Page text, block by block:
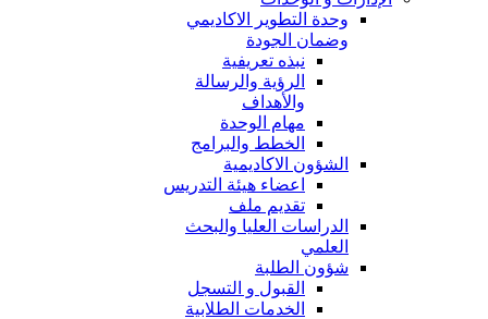
وحدة التطوير الاكاديمي
وضمان الجودة
نبذه تعريفية
الرؤية والرسالة
والأهداف
مهام الوحدة
الخطط والبرامج
الشؤون الاكاديمية
اعضاء هيئة التدريس
تقديم ملف
الدراسات العليا والبحث
العلمي
شؤون الطلبة
القبول و التسجل
الخدمات الطلابية